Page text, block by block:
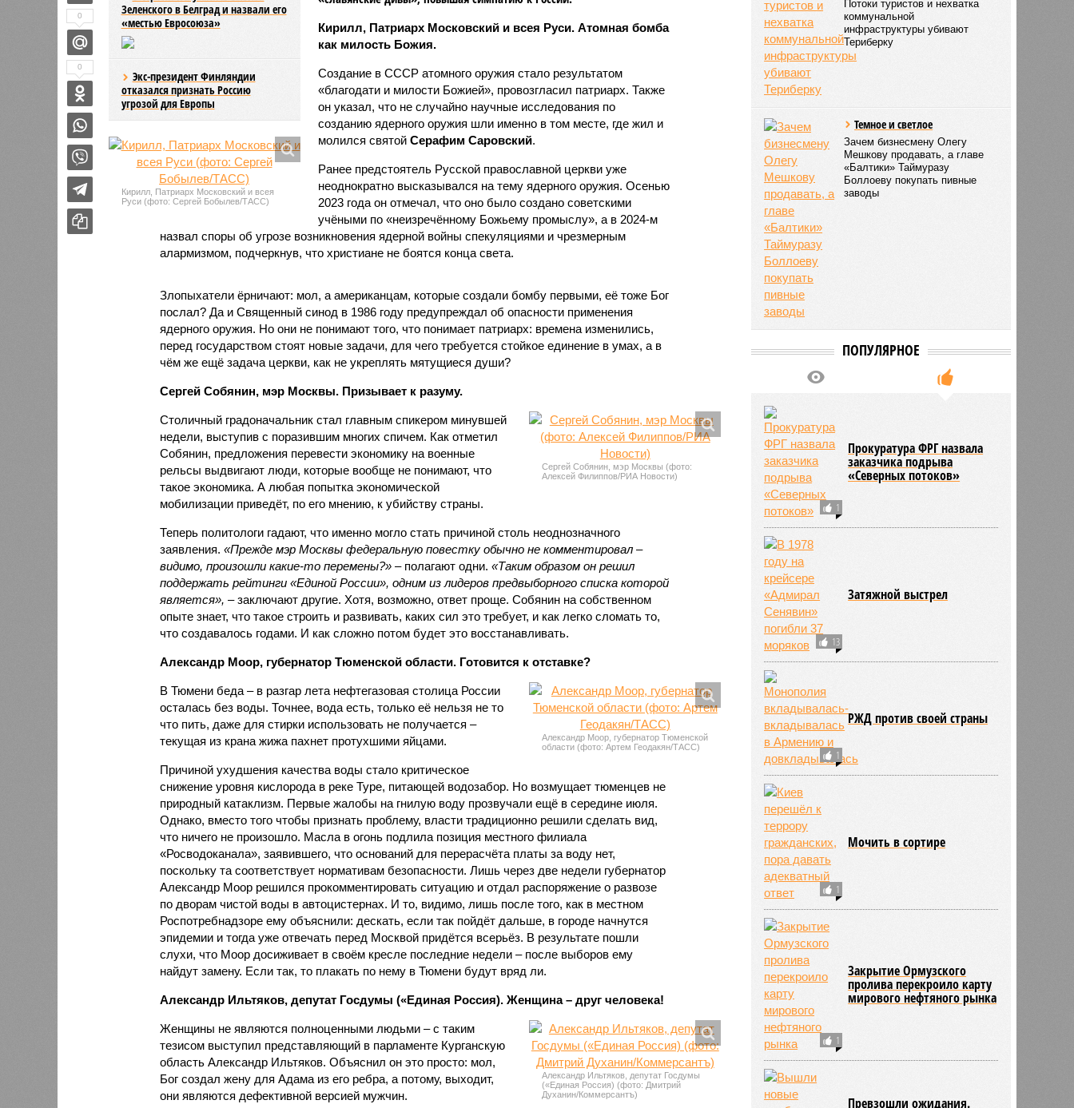
Зеленского в Белград и назвали его
«местью Евросоюза»
Экс-президент Финляндии
отказался признать Россию
угрозой для Европы
Кирилл, Патриарх Московский и всея Руси. Атомная бомба
как милость Божия.
Кирилл, Патриарх Московский и всея
Руси (фото: Сергей Бобылев/ТАСС)
Создание в СССР атомного оружия стало результатом
«благодати и милости Божией», провозгласил патриарх. Также
он указал, что не случайно научные исследования по
созданию ядерного оружия шли именно в том месте, где жил и
молился святой Серафим Саровский.
Ранее предстоятель Русской православной церкви уже
неоднократно высказывался на тему ядерного оружия. Осенью
2023 года он отмечал, что оно было создано советскими
учёными по «неизречённому Божьему промыслу», а в 2024-м
назвал споры об угрозе возникновения ядерной войны спекуляциями и чрезмерным
алармизмом, подчеркнув, что христиане не боятся конца света.
Злопыхатели ёрничают: мол, а американцам, которые создали бомбу первыми, её тоже Бог
послал? Да и Священный синод в 1986 году предупреждал об опасности применения
ядерного оружия. Но они не понимают того, что понимает патриарх: времена изменились,
перед государством стоят новые задачи, для чего требуется стойкое единение в умах, а в
чём же ещё задача церкви, как не укреплять мятущиеся души?
Сергей Собянин, мэр Москвы. Призывает к разуму.
Сергей Собянин, мэр Москвы (фото:
Алексей Филиппов/РИА Новости)
Столичный градоначальник стал главным спикером минувшей
недели, выступив с поразившим многих спичем. Как отметил
Собянин, предложения перевести экономику на военные
рельсы выдвигают люди, которые вообще не понимают, что
такое экономика. А любая попытка экономической
мобилизации приведёт, по его мнению, к убийству страны.
Теперь политологи гадают, что именно могло стать причиной столь неоднозначного
заявления. «Прежде мэр Москвы федеральную повестку обычно не комментировал –
видимо, произошли какие-то перемены?»– полагают одни. «Таким образом он решил
поддержать рейтинги «Единой России», одним из лидеров предвыборного списка которой
является», – заключают другие. Хотя, возможно, ответ проще. Собянин на собственном
опыте знает, что такое строить и развивать, каких сил это требует, и как легко сломать то,
что создавалось годами. И как сложно потом будет это восстанавливать.
Александр Моор, губернатор Тюменской области. Готовится к отставке?
Александр Моор, губернатор Тюменской
области (фото: Артем Геодакян/ТАСС)
В Тюмени беда – в разгар лета нефтегазовая столица России
осталась без воды. Точнее, вода есть, только её нельзя не то
что пить, даже для стирки использовать не получается –
текущая из крана жижа пахнет протухшими яйцами.
Причиной ухудшения качества воды стало критическое
снижение уровня кислорода в реке Туре, питающей водозабор. Но возмущает тюменцев не
природный катаклизм. Первые жалобы на гнилую воду прозвучали ещё в середине июля.
Однако, вместо того чтобы признать проблему, власти традиционно решили сделать вид,
что ничего не произошло. Масла в огонь подлила позиция местного филиала
«Росводоканала», заявившего, что оснований для перерасчёта платы за воду нет,
поскольку та соответствует нормативам безопасности. Лишь через две недели губернатор
Александр Моор решился прокомментировать ситуацию и отдал распоряжение о развозе
по дворам чистой воды в автоцистернах. И то, видимо, лишь после того, как в местном
Роспотребнадзоре ему объяснили: дескать, если так пойдёт дальше, в городе начнутся
эпидемии и тогда уже отвечать перед Москвой придётся всерьёз. В результате пошли
слухи, что Моор досиживает в своём кресле последние недели – после выборов ему
найдут замену. Если так, то плакать по нему в Тюмени будут вряд ли.
Александр Ильтяков, депутат Госдумы («Единая Россия). Женщина – друг человека!
Александр Ильтяков, депутат Госдумы
(«Единая Россия) (фото: Дмитрий
Духанин/Коммерсантъ)
Женщины не являются полноценными людьми – с таким
тезисом выступил представляющий в парламенте Курганскую
область Александр Ильтяков. Объяснил он это просто: мол,
Бог создал жену для Адама из его ребра, а потому, выходит,
они являются дефективной версией мужчин.
0
0
Потоки туристов и нехватка
коммунальной
инфраструктуры убивают
Териберку
Темное и светлое
Зачем бизнесмену Олегу
Мешкову продавать, а главе
«Балтики» Таймуразу
Боллоеву покупать пивные
заводы
ПОПУЛЯРНОЕ
1
Прокуратура ФРГ назвала
заказчика подрыва
«Северных потоков»
13
Затяжной выстрел
1
РЖД против своей страны
1
Мочить в сортире
1
Закрытие Ормузского
пролива перекроило карту
мирового нефтяного рынка
Превзошли ожидания.